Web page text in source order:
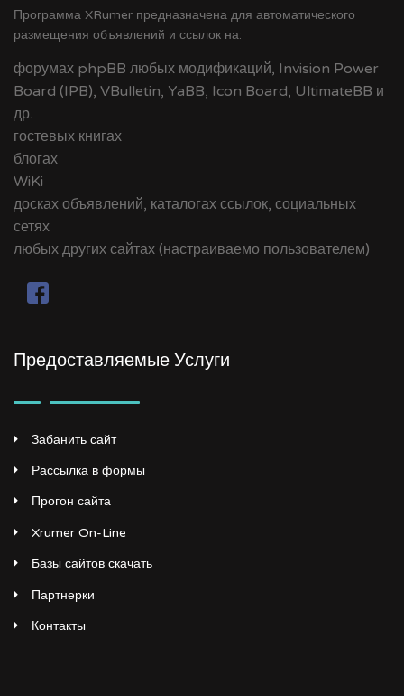
Программа XRumer предназначена для автоматического
размещения объявлений и ссылок на:
форумах phpBB любых модификаций, Invision Power
Board (IPB), VBulletin, YaBB, Icon Board, UltimateBB и
др.
гостевых книгах
блогах
WiKi
досках объявлений, каталогах ссылок, социальных
сетях
любых других сайтах (настраиваемо пользователем)
Предоставляемые Услуги
Забанить сайт
Рассылка в формы
Прогон сайта
Xrumer On-Line
Базы сайтов скачать
Партнерки
Контакты